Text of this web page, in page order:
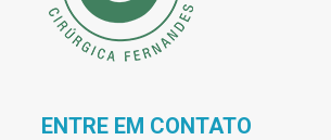
ENTRE EM CONTATO